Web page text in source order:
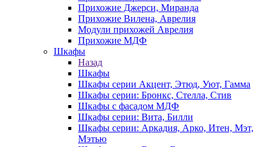
Прихожие Джерси, Миранда
Прихожие Вилена, Аврелия
Модули прихожей Аврелия
Прихожие МДФ
Шкафы
Назад
Шкафы
Шкафы серии Акцент, Этюд, Уют, Гамма
Шкафы серии: Бронкс, Стелла, Стив
Шкафы с фасадом МДФ
Шкафы серии: Вита, Билли
Шкафы серии: Аркадия, Арко, Итен, Мэт,
Мэтью